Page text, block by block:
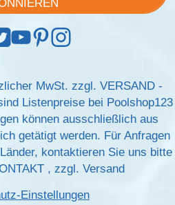
MwSt. zzgl. VERSAND -
Listenpreise bei Poolshop123
können ausschließlich aus
getätigt werden. Für Anfragen
kontaktieren Sie uns bitte
, zzgl. Versand
Einstellungen